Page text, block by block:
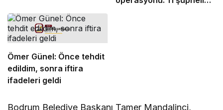
Ömer Günel: Önce tehdit
edildim, sonra iftira
ifadeleri geldi
Bodrum Belediye Başkanı Tamer Mandalinci,